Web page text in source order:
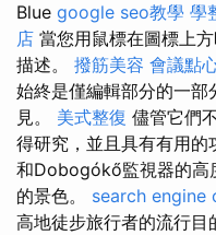
Blue google seo教學 學
店 當您用鼠標在圖標上
描述。 撥筋美容 會議點
始終是僅編輯部分的一
見。 美式整復 儘管它們
得研究，並且具有有用的
和Dobogókő監視器的高
的景色。 search
高地徒步旅行者的流行目